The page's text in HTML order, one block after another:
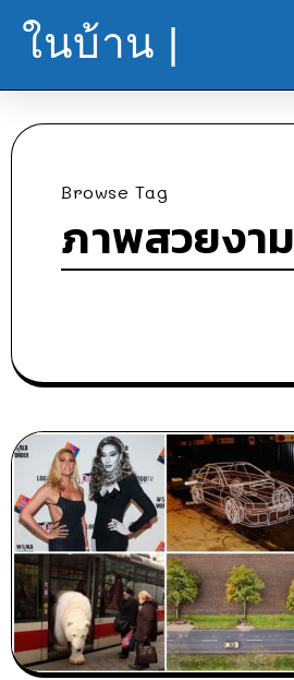
ในบ้าน |
Browse Tag
ภาพสวยงาม